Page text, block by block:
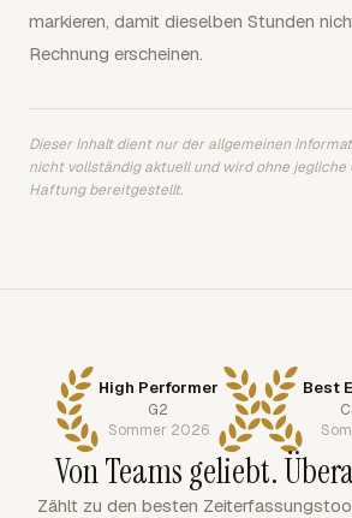
markieren, damit dieselben Stunden
Rechnung erscheinen.
Dieser Inhalt dient nur der allgemeinen
nicht vollständig aktuell und wird ohne jegliche
Haftung bereitgestellt.
High Performer
G2
Sommer 2026
Best
Von Teams geliebt.
Zählt zu den besten